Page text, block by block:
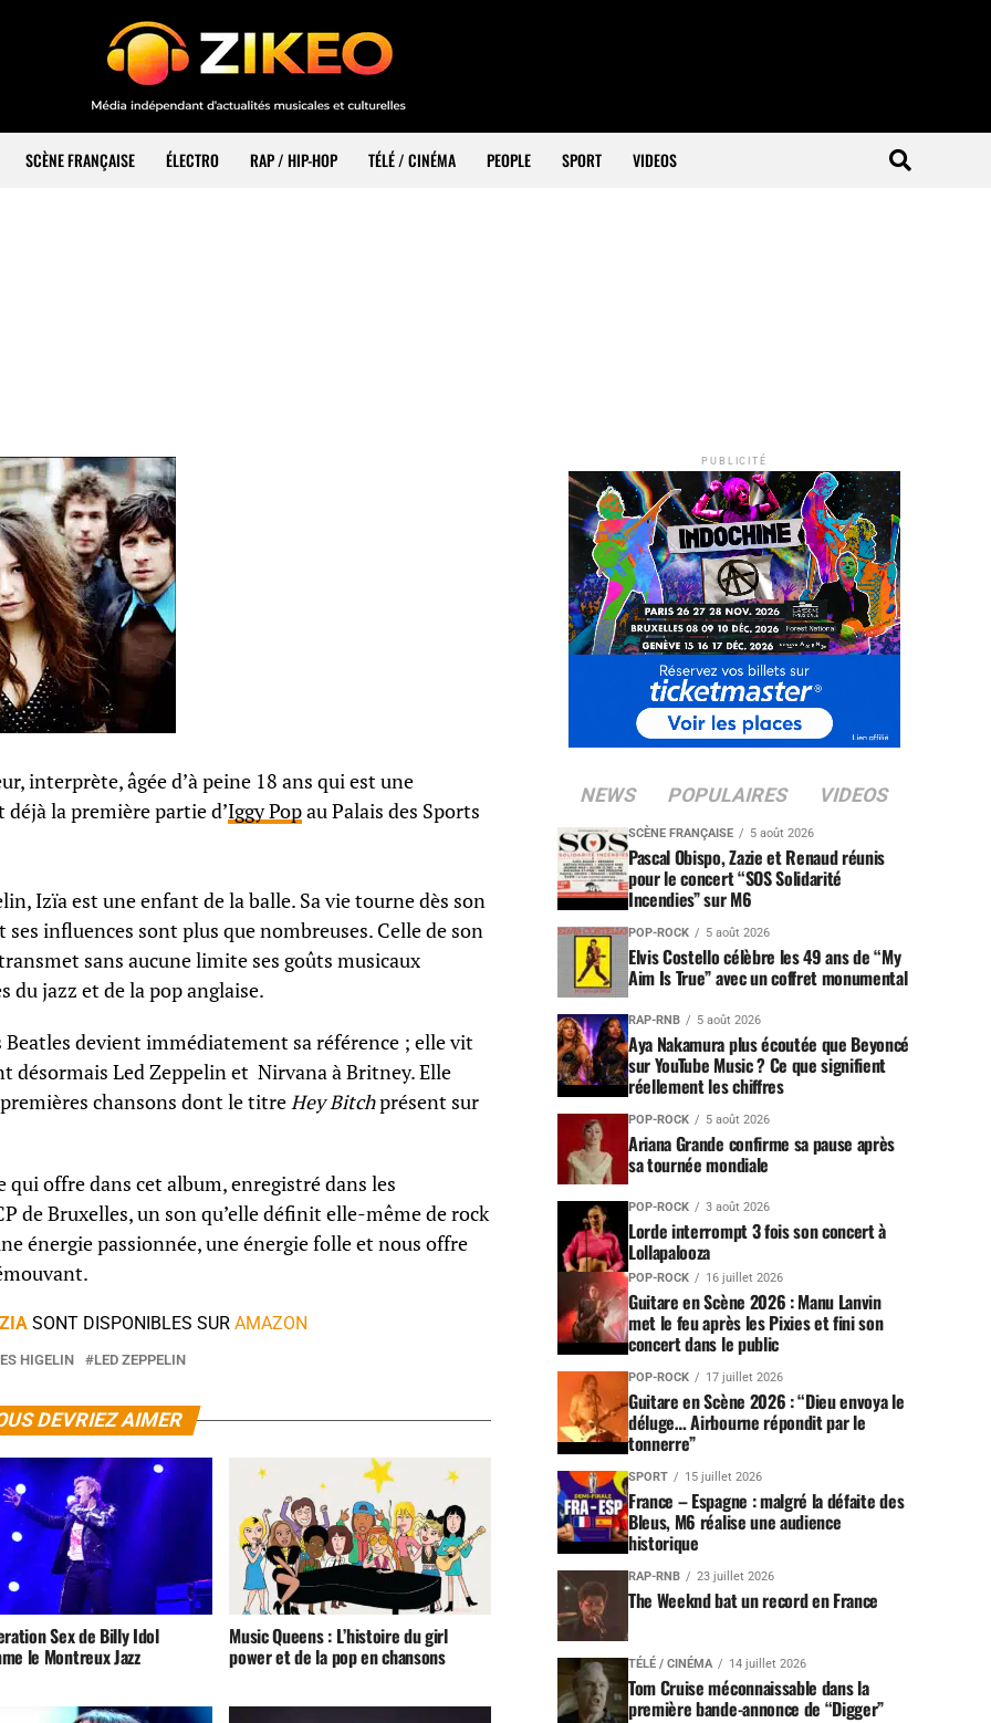
SCÈNE FRANÇAISE ÉLECTRO RAP / HIP-HOP TÉLÉ / CINÉMA PEOPLE SPORT VIDEOS
interprète, âgée d’à peine 18 ans qui est une
déjà la première partie d’Iggy Popau Palais des Sports
Izïa est une enfant de la balle. Sa vie tourne dès son
influences sont plus que nombreuses. Celle de son
sans aucune limite ses goûts musicaux
du jazz et de la pop anglaise.
Beatles devient immédiatement sa référence ; elle vit
désormais Led Zeppelin et Nirvana à Britney. Elle
chansons dont le titreHey Bitchprésent sur
offre dans cet album, enregistré dans les
de Bruxelles, un son qu’elle définit elle-même de rock
énergie passionnée, une énergie folle et nous offre
SONT DISPONIBLES SUR AMAZON
HIGELIN LED ZEPPELIN
DEVRIEZ AIMER
Sex de Billy Idol
le Montreux Jazz
Music Queens : L’histoire du girl
power et de la pop en chansons
PUBLICITÉ
NEWS POPULAIRES VIDEOS
SCÈNE FRANÇAISE 5 août 2026
Pascal Obispo, Zazie et Renaud réunis
pour le concert “SOS Solidarité
Incendies” sur M6
POP-ROCK 5 août 2026
Elvis Costello célèbre les 49 ans de “My
Aim Is True” avec un coffret monumental
RAP-RNB 5 août 2026
Aya Nakamura plus écoutée que Beyoncé
sur YouTube Music ? Ce que signifient
réellement les chiffres
POP-ROCK 5 août 2026
Ariana Grande confirme sa pause après
sa tournée mondiale
POP-ROCK 3 août 2026
Lorde interrompt 3 fois son concert à
Lollapalooza
POP-ROCK 16 juillet 2026
Guitare en Scène 2026 : Manu Lanvin
met le feu après les Pixies et fini son
concert dans le public
POP-ROCK 17 juillet 2026
Guitare en Scène 2026 : “Dieu envoya le
déluge… Airbourne répondit par le
tonnerre”
SPORT 15 juillet 2026
France – Espagne : malgré la défaite des
Bleus, M6 réalise une audience
historique
RAP-RNB 23 juillet 2026
The Weeknd bat un record en France
TÉLÉ / CINÉMA 14 juillet 2026
Tom Cruise méconnaissable dans la
première bande-annonce de “Digger”